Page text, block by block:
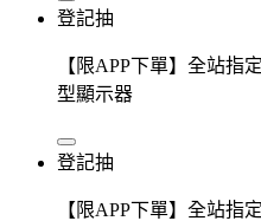
登記抽
【限APP下單】全站指
型顯示器
登記抽
【限APP下單】全站指